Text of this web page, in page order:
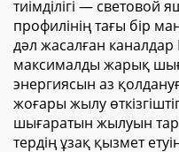
тиімділігі —
профилінің тағы бір
дәл жасалған каналдар
максималды жарық
энергиясын аз
жоғары жылу
шығаратын жылуын
тердің ұзақ қызмет